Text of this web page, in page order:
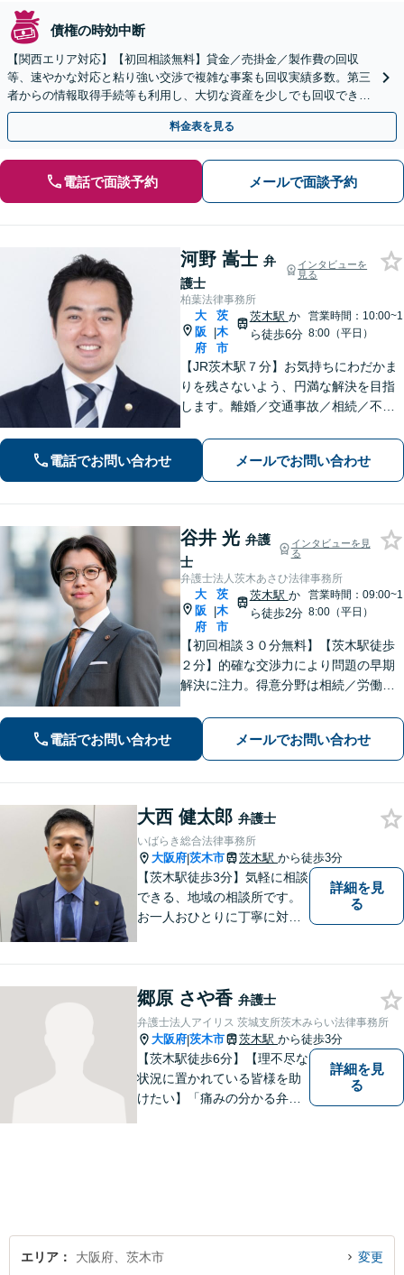
債権の時効中断
【関西エリア対応】【初回相談無料】貸金／売掛金／製作費の回収
等、速やかな対応と粘り強い交渉で複雑な事案も回収実績多数。第三
者からの情報取得手続等も利用し、大切な資産を少しでも回収できる
よう尽力します【フリーランス・個人事業主のご相談も対応】
料金表を見る
電話で面談予約 メールで面談予約
河野 嵩士 弁
護士
インタビューを
見る
柏葉法律事務所
大
阪
府
|
茨
木
市
茨木駅 か
ら徒歩6分
営業時間：10:00~1
8:00（平日）
【JR茨木駅７分】お気持ちにわだかま
りを残さないよう、円満な解決を目指
します。離婚／交通事故／相続／不動
などの刑事事件にも幅広く対応。紛争
化してしてしまった問題も、より良い
着地点を探り、交渉を重ねます【初回
相談無料】
電話でお問い合わせ メールでお問い合わせ
谷井 光 弁護
士
インタビューを見
る
弁護士法人茨木あさひ法律事務所
大
阪
府
|
茨
木
市
茨木駅 か
ら徒歩2分
営業時間：09:00~1
8:00（平日）
【初回相談３０分無料】【茨木駅徒歩
２分】的確な交渉力により問題の早期
解決に注力。得意分野は相続／労働／
程にもこだわり、ご意向を汲んだ満足
度の高い解決を目指します。まずはお
気軽にお電話下さい。
電話でお問い合わせ メールでお問い合わせ
大西 健太郎 弁護士
いばらき総合法律事務所
大阪府|茨木市 茨木駅 から徒歩3分
【茨木駅徒歩3分】気軽に相談
できる、地域の相談所です。
お一人おひとりに丁寧に対応
お困りごとがあれば、すぐに
ご相談を！
詳細を見
る
郷原 さや香 弁護士
弁護士法人アイリス 茨城支所茨木みらい法律事務所
大阪府|茨木市 茨木駅 から徒歩3分
【茨木駅徒歩6分】【理不尽な
状況に置かれている皆様を助
けたい】「痛みの分かる弁護
詳細を見
る
エリア 大阪府、茨木市 変更